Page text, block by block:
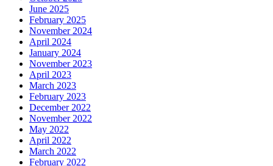
June 2025
February 2025
November 2024
April 2024
January 2024
November 2023
April 2023
March 2023
February 2023
December 2022
November 2022
May 2022
April 2022
March 2022
February 2022